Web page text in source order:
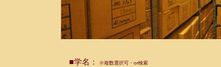
■学名： ※複数選択可・or検索